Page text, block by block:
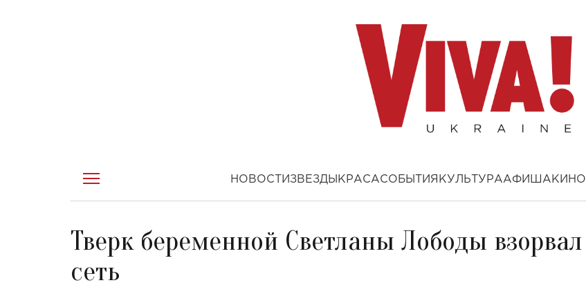
НОВОСТИ ЗВЕЗДЫ КРАСАСОБЫТИЯ КУЛЬТУРААФИША КИНО
Тверк беременной Светланы Лободы взорвал
сеть